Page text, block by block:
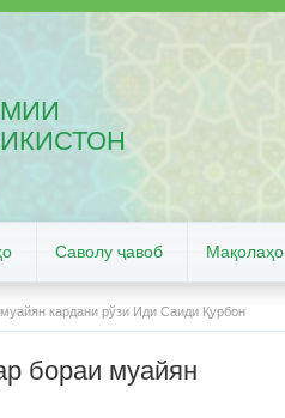
Саволу ҷавоб Мақолаҳо
кардани рўзи Иди Саиди Қурбон
бораи муайян